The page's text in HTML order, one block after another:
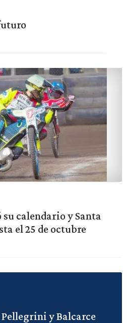
calendario y Santa
el 25 de octubre
Pellegrini y Balcarce